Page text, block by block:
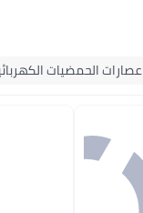
عصارات الحمضيات